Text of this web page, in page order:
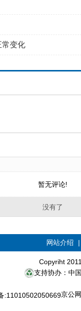
常变化
暂无评论!
没有了
网站介绍
Copyriht
支持协办：中
京公